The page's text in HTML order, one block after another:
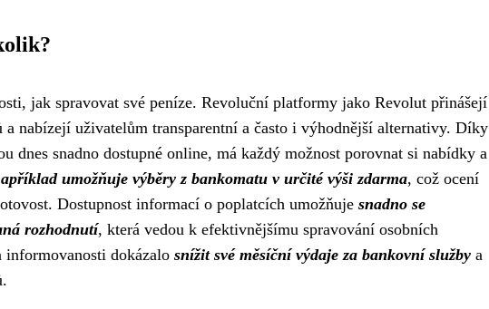
jak spravovat své peníze. Revoluční platformy jako Revolut přinášejí
nabízejí uživatelům transparentní a často i výhodnější alternativy. Díky
dnes snadno dostupné online, má každý možnost porovnat si nabídky a
umožňuje výběry z bankomatu v určité výši zdarma, což ocení
Dostupnost informací o poplatcích umožňuje snadno se
rozhodnutí, která vedou k efektivnějšímu spravování osobních
dokázalo snížit své měsíční výdaje za bankovní služby a